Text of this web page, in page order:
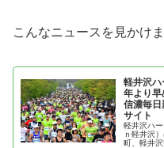
こんなニュースを見かけま
軽井沢
年より早
信濃毎
サイト
軽井沢ハ
ｎ軽井沢
町、軽井